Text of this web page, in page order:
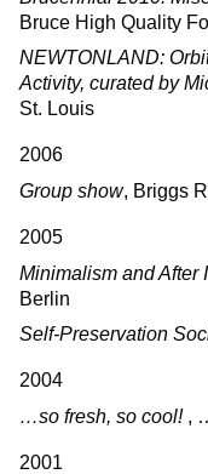
Bruce High Quality
NEWTONLAND:
Activity, curated by
St. Louis
2006
Group show, Briggs
2005
Minimalism and After
Berlin
Self-Preservation
2004
…so fresh, so cool! ,
2001